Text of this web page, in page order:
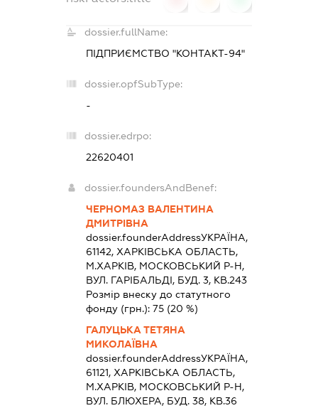
dossier.fullName:
ПІДПРИЄМСТВО "КОНТАКТ-94"
dossier.opfSubType:
-
dossier.edrpo:
22620401
dossier.foundersAndBenef:
ЧЕРНОМАЗ ВАЛЕНТИНА
ДМИТРІВНА
dossier.founderAddressУКРАЇНА,
61142, ХАРКIВСЬКА ОБЛАСТЬ,
М.ХАРКІВ, МОСКОВСЬКИЙ Р-Н,
ВУЛ. ГАРІБАЛЬДІ, БУД. 3, КВ.243
Розмір внеску до статутного
фонду (грн.): 75(20 %)
ГАЛУЦЬКА ТЕТЯНА
МИКОЛАЇВНА
dossier.founderAddressУКРАЇНА,
61121, ХАРКIВСЬКА ОБЛАСТЬ,
М.ХАРКІВ, МОСКОВСЬКИЙ Р-Н,
ВУЛ. БЛЮХЕРА, БУД. 38, КВ.36